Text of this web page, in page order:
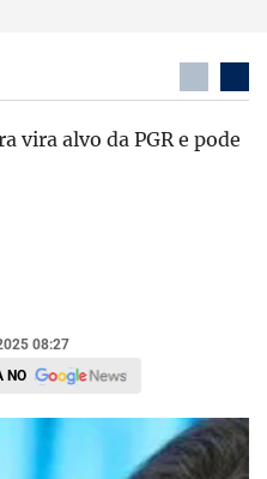
vira alvo da PGR e pode
08:27
NO